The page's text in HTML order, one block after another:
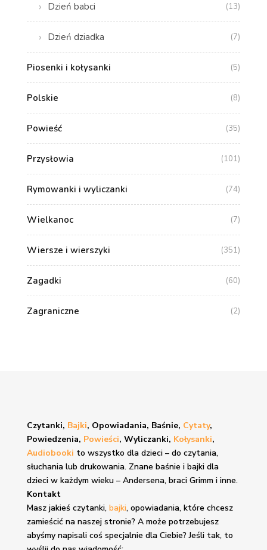
Dzień babci (13)
Dzień dziadka (7)
Piosenki i kołysanki (5)
Polskie (8)
Powieść (35)
Przysłowia (101)
Rymowanki i wyliczanki (74)
Wielkanoc (7)
Wiersze i wierszyki (351)
Zagadki (60)
Zagraniczne (2)
Czytanki, Bajki, Opowiadania, Baśnie, Cytaty,
Powiedzenia, Powieści, Wyliczanki, Kołysanki,
Audiobooki to wszystko dla dzieci – do czytania,
słuchania lub drukowania. Znane baśnie i bajkidla
dzieci w każdym wieku – Andersena, braci Grimm i inne.
Kontakt
Masz jakieś czytanki, bajki, opowiadania, które chcesz
zamieścić na naszej stronie? A może potrzebujesz
abyśmy napisali coś specjalnie dla Ciebie? Jeśli tak, to